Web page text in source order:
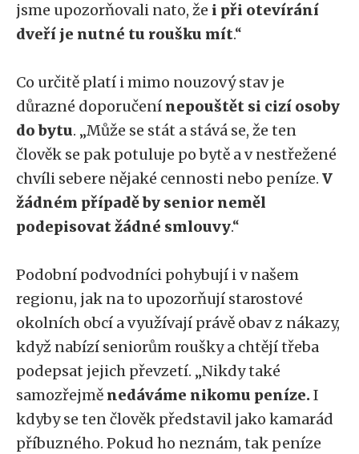
jsme upozorňovali nato, že i při otevírání
dveří je nutné tu roušku mít.“
Co určitě platí i mimo nouzový stav je
důrazné doporučení nepouštět si cizí osoby
do bytu. „Může se stát a stává se, že ten
člověk se pak potuluje po bytě a v nestřežené
chvíli sebere nějaké cennosti nebo peníze. V
žádném případě by senior neměl
podepisovat žádné smlouvy.“
Podobní podvodníci pohybují i v našem
regionu, jak na to upozorňují starostové
okolních obcí a využívají právě obav z nákazy,
když nabízí seniorům roušky a chtějí třeba
podepsat jejich převzetí. „Nikdy také
samozřejmě nedáváme nikomu peníze.I
kdyby se ten člověk představil jako kamarád
příbuzného. Pokud ho neznám, tak peníze